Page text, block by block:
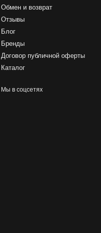
Обмен и возврат
Отзывы
Блог
Бренды
Договор публичной оферты
Каталог
Мы в соцсетях